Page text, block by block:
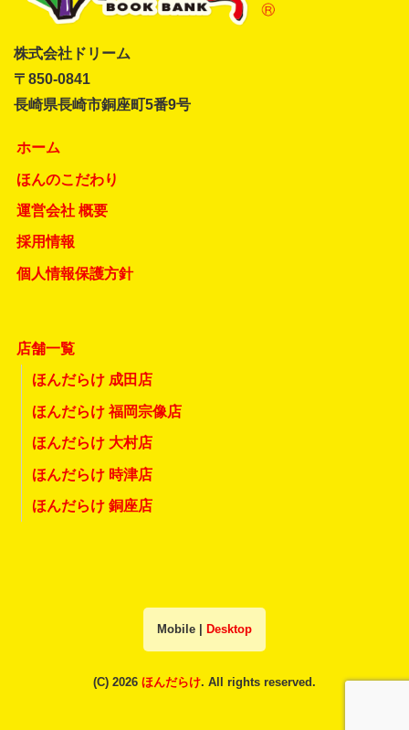
株式会社ドリーム
〒850-0841
長崎県長崎市銅座町5番9号
ホーム
ほんのこだわり
運営会社 概要
採用情報
個人情報保護方針
店舗一覧
ほんだらけ 成田店
ほんだらけ 福岡宗像店
ほんだらけ 大村店
ほんだらけ 時津店
ほんだらけ 銅座店
Mobile Desktop
(C) 2026 ほんだらけ. All rights reserved.